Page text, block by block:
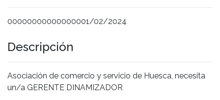
00000000000000001/02/2024
Descripción
Asociación de comercio y servicio de Huesca, necesita
un/a GERENTE DINAMIZADOR